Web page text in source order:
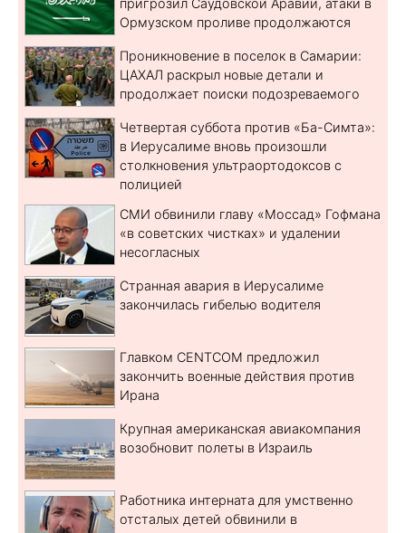
Ормузском проливе продолжаются
Проникновение в поселок в Самарии:
ЦАХАЛ раскрыл новые детали и
продолжает поиски подозреваемого
Четвертая суббота против «Ба-Симта»:
в Иерусалиме вновь произошли
столкновения ультраортодоксов с
полицией
СМИ обвинили главу «Моссад» Гофмана
«в советских чистках» и удалении
несогласных
Странная авария в Иерусалиме
закончилась гибелью водителя
Главком CENTCOM предложил
закончить военные действия против
Ирана
Крупная американская авиакомпания
возобновит полеты в Израиль
Работника интерната для умственно
отсталых детей обвинили в